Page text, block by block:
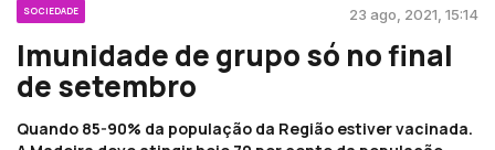
SOCIEDADE 23 ago, 2021, 15:14
Imunidade de grupo só no final
de setembro
Quando 85-90% da população da Região estiver vacinada.